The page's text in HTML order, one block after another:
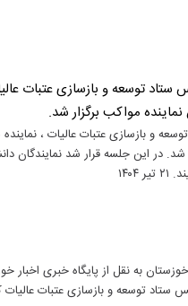
توسعه و بازسازی عتبات
مواکب برگزار شد.
و بازسازی عتبات عالیات ، نماینده
در این جلسه قرار شد نمایندگان
به نقل از پایگاه خبری اخبار
توسعه و بازسازی عتبات عالیات